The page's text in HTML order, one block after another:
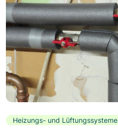
Heizungs- und Lüftungssysteme